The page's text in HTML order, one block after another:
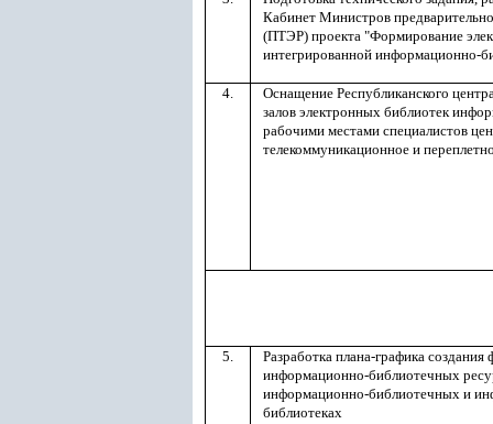
Кабинет Министров
(ПТЭР) проекта "Формирование
интегрированной информационно-
4.
Оснащение Республиканского
залов электронных библиотек
рабочими местами специалистов
телекоммуникационное и
5.
Разработка плана-графика
информационно-библиотечных
информационно-библиотечных и
библиотеках